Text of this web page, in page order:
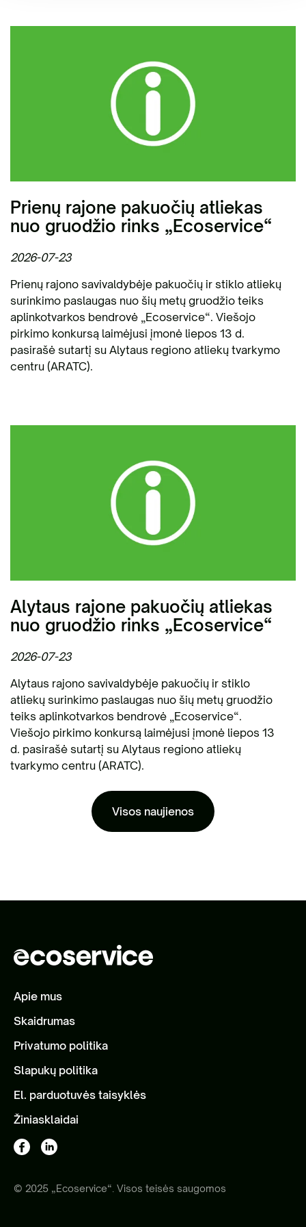
Prienų rajone pakuočių atliekas
nuo gruodžio rinks „Ecoservice“
2026-07-23
Prienų rajono savivaldybėje pakuočių ir stiklo atliekų
surinkimo paslaugas nuo šių metų gruodžio teiks
aplinkotvarkos bendrovė „Ecoservice“. Viešojo
pirkimo konkursą laimėjusi įmonė liepos 13 d.
pasirašė sutartį su Alytaus regiono atliekų tvarkymo
centru (ARATC).
Alytaus rajone pakuočių atliekas
nuo gruodžio rinks „Ecoservice“
2026-07-23
Alytaus rajono savivaldybėje pakuočių ir stiklo
atliekų surinkimo paslaugas nuo šių metų gruodžio
teiks aplinkotvarkos bendrovė „Ecoservice“.
Viešojo pirkimo konkursą laimėjusi įmonė liepos 13
d. pasirašė sutartį su Alytaus regiono atliekų
tvarkymo centru (ARATC).
Visos naujienos
Apie mus
Skaidrumas
Privatumo politika
Slapukų politika
El. parduotuvės taisyklės
Žiniasklaidai
© 2025 „Ecoservice“. Visos teisės saugomos